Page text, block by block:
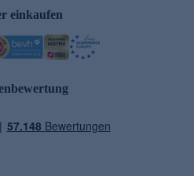
einkaufen